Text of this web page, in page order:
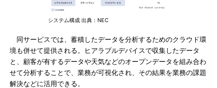
システム構成 出典：NEC
同サービスでは、蓄積したデータを分析するためのクラウド環
境も併せて提供される。ヒアラブルデバイスで収集したデータ
と、顧客が有するデータや天気などのオープンデータを組み合わ
せて分析することで、業務が可視化され、その結果を業務の課題
解決などに活用できる。